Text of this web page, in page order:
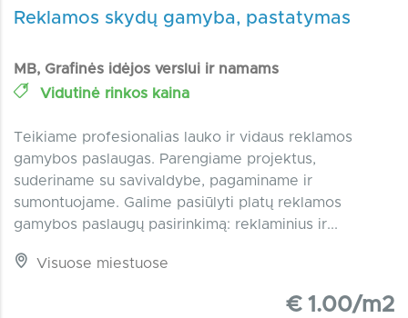
Reklamos skydų gamyba, pastatymas
MB, Grafinės idėjos verslui ir namams
Vidutinė rinkos kaina
Teikiame profesionalias lauko ir vidaus reklamos
gamybos paslaugas. Parengiame projektus,
suderiname su savivaldybe, pagaminame ir
sumontuojame. Galime pasiūlyti platų reklamos
gamybos paslaugų pasirinkimą: reklaminius ir...
Visuose miestuose
€ 1.00/m2